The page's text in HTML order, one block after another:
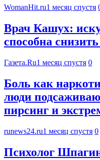
WomanHit.ru1 месяц спустя
Врач Кашух:
способна
Газета.Ru1 месяц спустя 0
Боль как
люди
пирсинг и
runews24.ru1 месяц спустя 0
Психолог